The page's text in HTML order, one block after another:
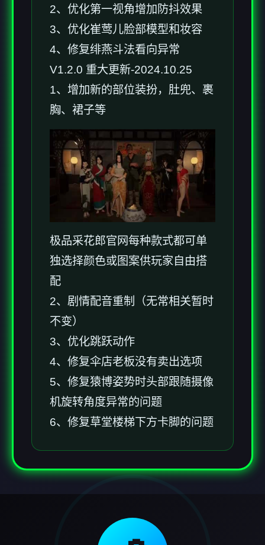
2、优化第一视角增加防抖效果
3、优化崔莺儿脸部模型和妆容
4、修复绯燕斗法看向异常
V1.2.0 重大更新-2024.10.25
1、增加新的部位装扮，肚兜、裹
胸、裙子等
极品采花郎官网每种款式都可单
独选择颜色或图案供玩家自由搭
配
2、剧情配音重制（无常相关暂时
不变）
3、优化跳跃动作
4、修复伞店老板没有卖出选项
5、修复猿博姿势时头部跟随摄像
机旋转角度异常的问题
6、修复草堂楼梯下方卡脚的问题